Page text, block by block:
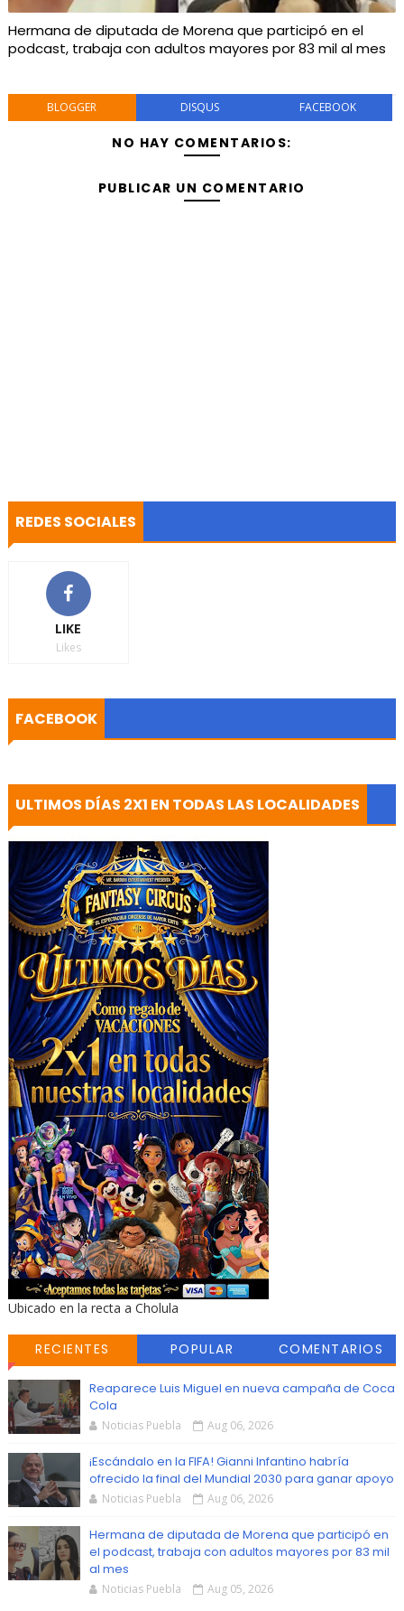
Hermana de diputada de Morena que participó en el
podcast, trabaja con adultos mayores por 83 mil al mes
BLOGGER DISQUS FACEBOOK
NO HAY COMENTARIOS:
PUBLICAR UN COMENTARIO
REDES SOCIALES
LIKE
Likes
FACEBOOK
ULTIMOS DÍAS 2X1 EN TODAS LAS LOCALIDADES
Ubicado en la recta a Cholula
RECIENTES POPULAR COMENTARIOS
Reaparece Luis Miguel en nueva campaña de Coca
Cola
Noticias Puebla Aug 06, 2026
¡Escándalo en la FIFA! Gianni Infantino habría
ofrecido la final del Mundial 2030 para ganar apoyo
Noticias Puebla Aug 06, 2026
Hermana de diputada de Morena que participó en
el podcast, trabaja con adultos mayores por 83 mil
al mes
Noticias Puebla Aug 05, 2026